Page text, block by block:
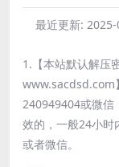
最近更新:
1.【本站默认解压
www.sacdsd.com
240949404或微信
效的，一般24小时
或者微信。